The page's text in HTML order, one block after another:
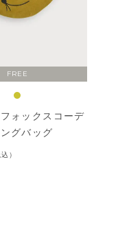
FREE
ォックスコーデ
グバッグ